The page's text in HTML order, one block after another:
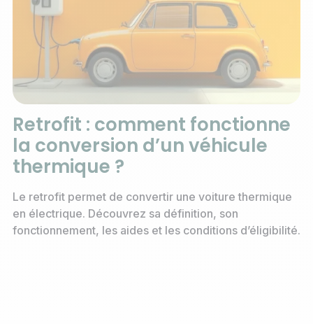
Retrofit : comment fonctionne
la conversion d’un véhicule
thermique ?
Le retrofit permet de convertir une voiture thermique
en électrique. Découvrez sa définition, son
fonctionnement, les aides et les conditions d’éligibilité.